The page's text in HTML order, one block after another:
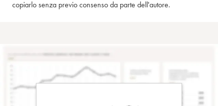
copiarlo senza previo consenso da parte dell'autore.